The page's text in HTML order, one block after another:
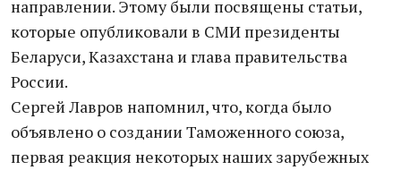
направлении. Этому были посвящены статьи,
которые опубликовали в СМИ президенты
Беларуси, Казахстана и глава правительства
России.
Сергей Лавров напомнил, что, когда было
объявлено о создании Таможенного союза,
первая реакция некоторых наших зарубежных